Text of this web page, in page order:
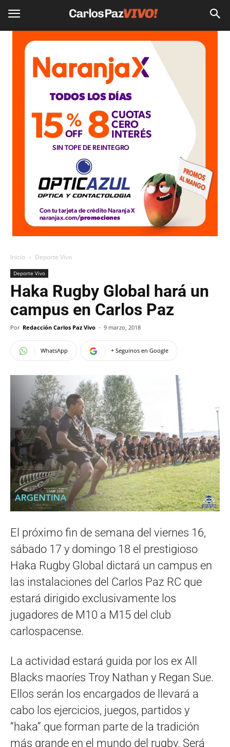
Inicio Deporte Vivo
Deporte Vivo
Haka Rugby Global hará un
campus en Carlos Paz
Por Redacción Carlos Paz Vivo - 9 marzo, 2018
WhatsApp + Seguinos en Google
El próximo fin de semana del viernes 16,
sábado 17 y domingo 18 el prestigioso
Haka Rugby Global dictará un campus en
las instalaciones del Carlos Paz RC que
estará dirigido exclusivamente los
jugadores de M10 a M15 del club
carlospacense.
La actividad estará guida por los ex All
Blacks maoríes Troy Nathan y Regan Sue.
Ellos serán los encargados de llevará a
cabo los ejercicios, juegos, partidos y
“haka” que forman parte de la tradición
más grande en el mundo del rugby. Será